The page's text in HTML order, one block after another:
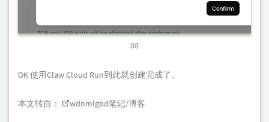
08
OK 使用Claw Cloud Run到此就创建完成了。
本文转自： wdnmlgbd笔记/博客